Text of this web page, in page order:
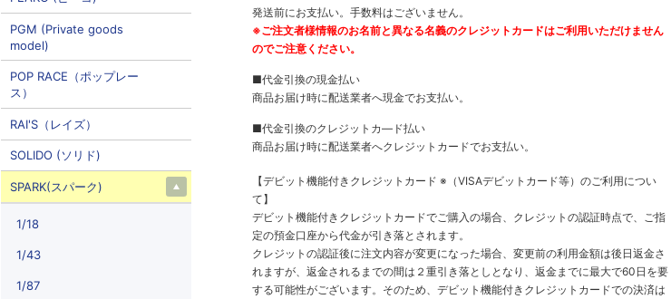
発送前にお支払い。手数料はございません。
※ご注文者様情報のお名前と異なる名義のクレジットカードはご利用いただけません
のでご注意ください。
■代金引換の現金払い
商品お届け時に配送業者へ現金でお支払い。
■代金引換のクレジットカ―ド払い
商品お届け時に配送業者へクレジットカードでお支払い。
【デビット機能付きクレジットカード ※（VISAデビットカード等） のご利用につい
て】
デビット機能付きクレジットカードでご購入の場合、クレジットの認証時点で、ご指
定の預金口座から代金が引き落とされます。
クレジットの認証後に注文内容が変更になった場合、変更前の利用金額は後日返金さ
れますが、返金されるまでの間は２重引き落としとなり、返金までに最大で60日を要
する可能性がございます。そのため、デビット機能付きクレジットカードでの決済は
PGM (Private goods
model)
POP RACE（ポップレー
ス）
RAI'S（レイズ）
SOLIDO (ソリド)
SPARK(スパーク)
1/18
1/43
1/87